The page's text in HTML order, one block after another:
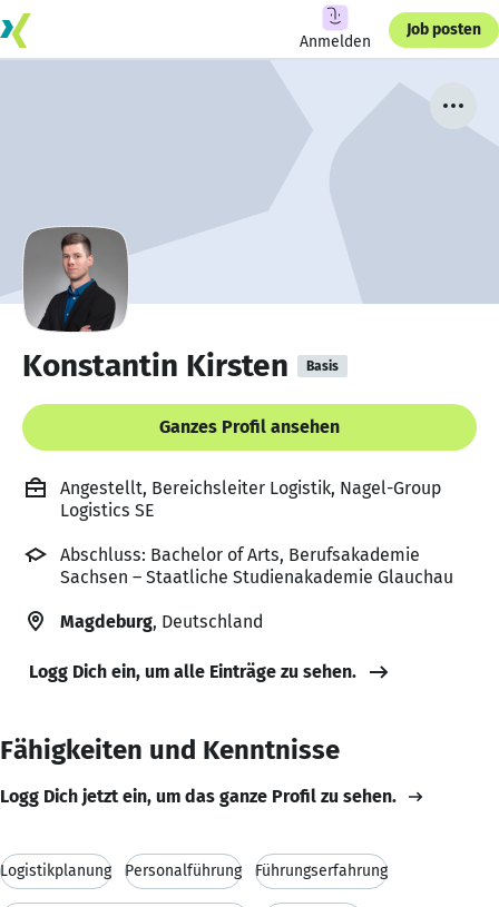
Anmelden
Job posten
Konstantin Kirsten Basis
Ganzes Profil ansehen
Angestellt, Bereichsleiter Logistik, Nagel-Group
Logistics SE
Abschluss: Bachelor of Arts, Berufsakademie
Sachsen – Staatliche Studienakademie Glauchau
Magdeburg, Deutschland
Logg Dich ein, um alle Einträge zu sehen.
Fähigkeiten und Kenntnisse
Logg Dich jetzt ein, um das ganze Profil zu sehen.
Logistikplanung Personalführung Führungserfahrung